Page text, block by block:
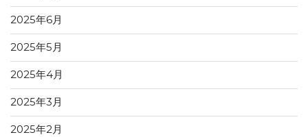
2025年6月
2025年5月
2025年4月
2025年3月
2025年2月